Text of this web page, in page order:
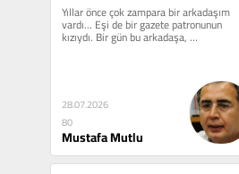
Yıllar önce çok zampara bir arkadaşım
vardı... Eşi de bir gazete patronunun
kızıydı. Bir gün bu arkadaşa,
“Yakalanmaktan, rezil...
28.07.2026
80
Mustafa Mutlu